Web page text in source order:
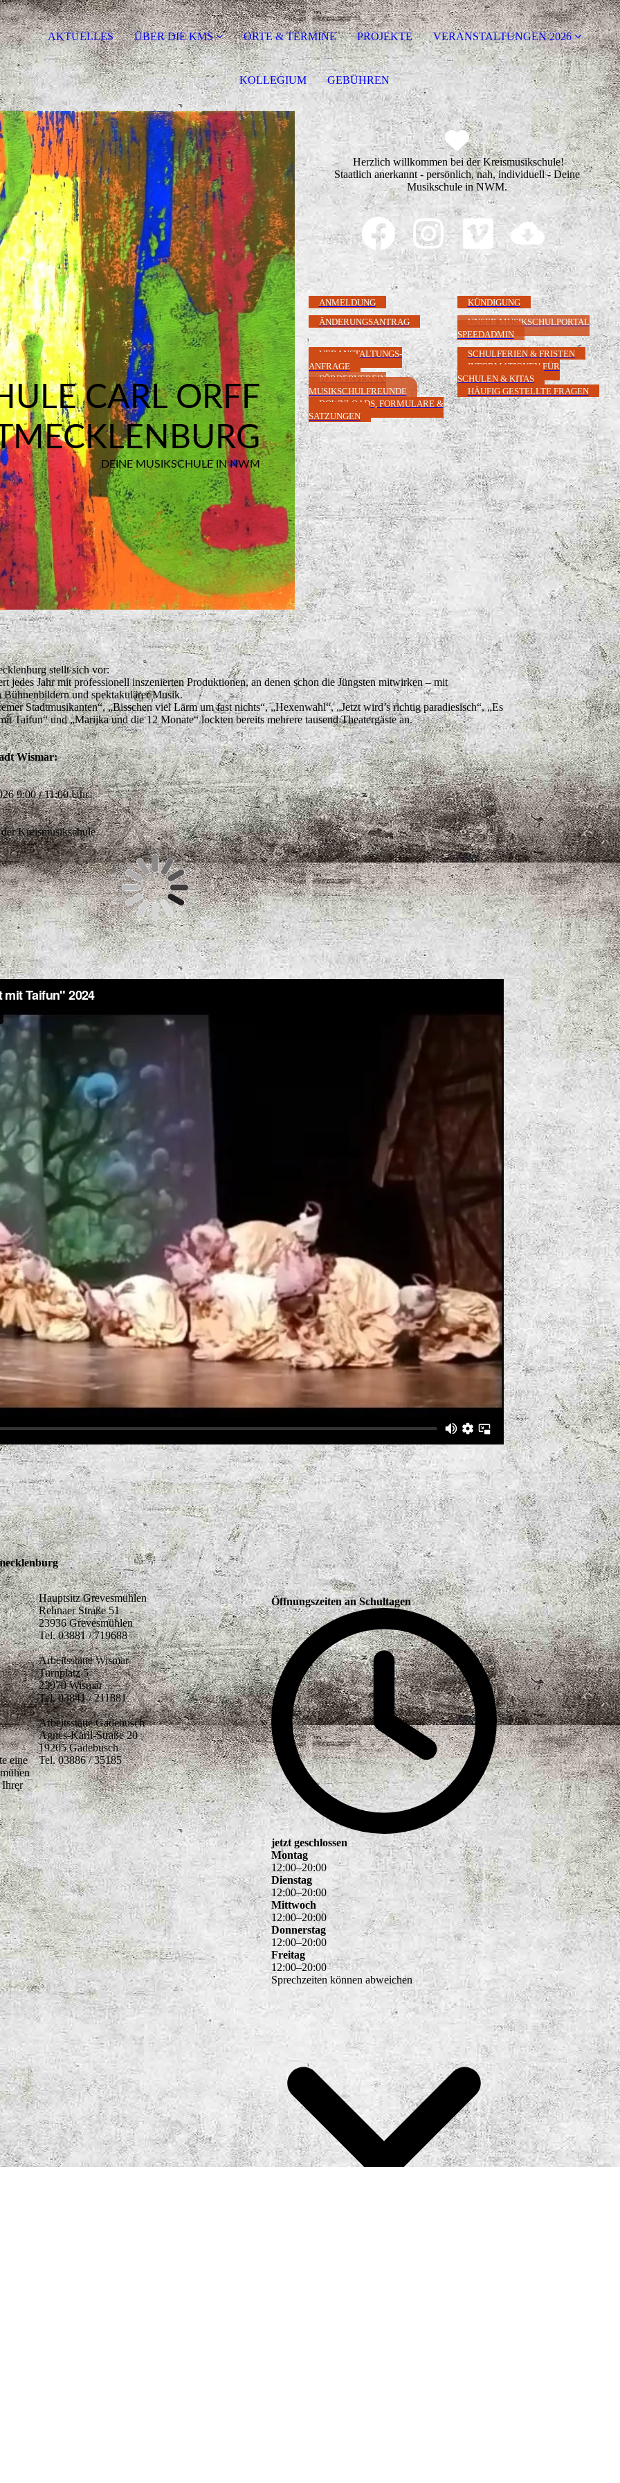
AKTUELLES ÜBER DIE KMS ORTE & TERMINE PROJEKTE VERANSTALTUNGEN 2026
KOLLEGIUM GEBÜHREN
CARL ORFF
DEINE MUSIKSCHULE IN NWM
Herzlich willkommen bei der Kreismusikschule!
Staatlich anerkannt - persönlich, nah, individuell - Deine
Musikschule in NWM.
ANMELDUNG
KÜNDIGUNG
ÄNDERUNGSANTRAG
UNSER MUSIKSCHULPORTAL
SPEEDADMIN
VERANSTALTUNGS-
ANFRAGE
FÖRDERVEREIN
MUSIKSCHULFREUNDE
DOWNLOADS, FORMULARE &
SATZUNGEN
SCHULFERIEN & FRISTEN
INFORMATIONEN FÜR
SCHULEN & KITAS
HÄUFIG GESTELLTE FRAGEN
stellt sich vor:
jedes Jahr mit professionell inszenierten Produktionen, an denen schon die Jüngsten mitwirken – mit
Bühnenbildern und spektakulärer Musik.
Stadtmusikanten“, „Bisschen viel Lärm um fast nichts“, „Hexenwahl“, „Jetzt wird’s richtig paradiesisch“, „Es
Taifun“ und „Marijka und die 12 Monate“ lockten bereits mehrere tausend Theatergäste an.
Wismar:
9:00 / 11:00 Uhr
Kreismusikschule
AKTUELLES
ÜBER DIE KMS ORTE & TERMINE
PROJEKTE VERANSTALTUNGEN 2026 KOLLEGIUM
GEBÜHREN
CARL ORFF
RG
DEINE MUSIKSCHULE IN NWM
in Nordwestmecklenburg stellt sich vor:
begeistert jedes Jahr mit professionell inszenierten Produktionen, an denen schon
mit herausragenden Kostümen, farbenprächtigen Bühnenbildern und spektakulärer Musik.
Abenteuer der Bremer Stadtmusikanten“, „Bisschen viel Lärm um fast nichts“,
richtig paradiesisch“, „Es war einmal in Bagdad“, „Zur Smaragdstadt mit Taifun“ und
lockten bereits mehrere tausend Theatergäste an.
der Hansestadt Wismar:
Uhr
& Kitas: 29.04.2026 9:00 / 11:00 Uhr
Uhr
der Kreismusikschule